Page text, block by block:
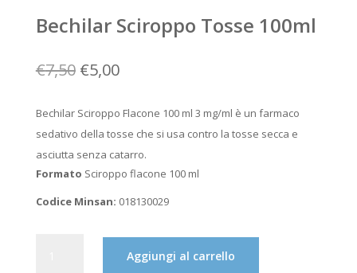
Bechilar Sciroppo Tosse 100ml
€7,50 Il
originale
era:
€7,50.
€5,00Il
attuale
è:
€5,00.
Bechilar Sciroppo Flacone 100 ml 3 mg/ml è un farmaco
sedativo della tosse che si usa contro la tosse secca e
asciutta senza catarro.
Formato Sciroppo flacone 100 ml
Codice Minsan: 018130029
Aggiungi al carrello